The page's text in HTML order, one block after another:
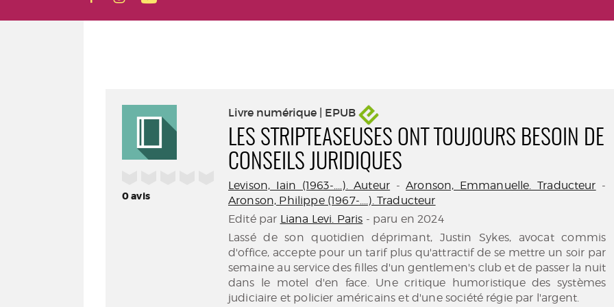
0avis
Livre numérique | EPUB
LES STRIPTEASEUSES ONT TOUJOURS BESOIN DE
CONSEILS JURIDIQUES
Levison, Iain (1963-....). Auteur -Aronson, Emmanuelle. Traducteur -
Aronson, Philippe (1967-....). Traducteur
Edité par Liana Levi. Paris - paru en 2024
Lassé de son quotidien déprimant, Justin Sykes, avocat commis
d'office, accepte pour un tarif plus qu'attractif de se mettre un soir par
semaine au service des filles d'un gentlemen's club et de passer la nuit
dans le motel d'en face. Une critique humoristique des systèmes
judiciaire et policier américains et d'une société régie par l'argent.